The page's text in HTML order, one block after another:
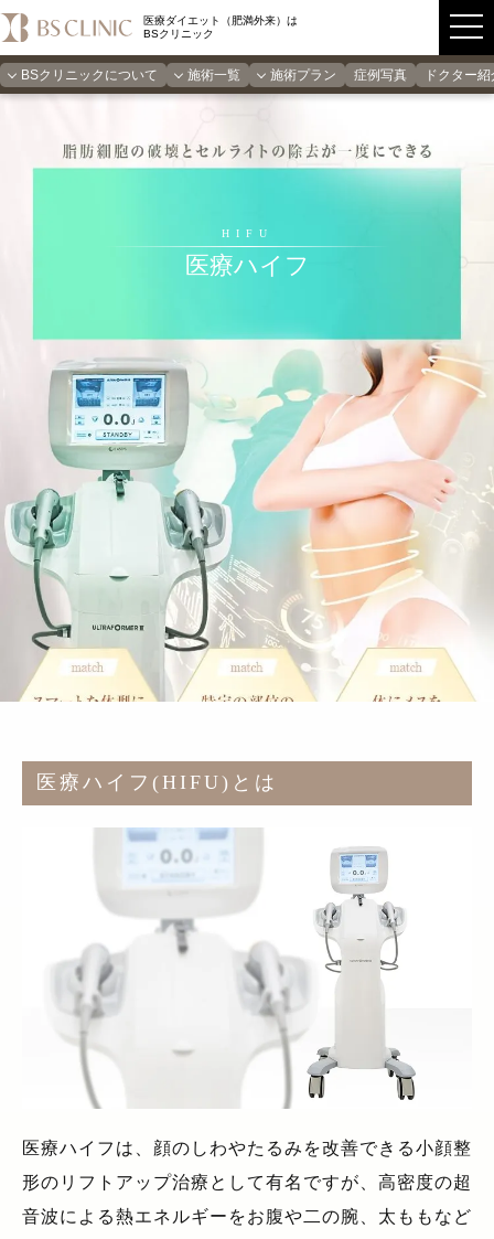
医療ダイエット（肥満外来）は
BSクリニック
BSクリニックについて 施術一覧 施術プラン 症例写真 ドクター紹
HIFU
医療ハイフ
医療ハイフ(HIFU)とは
医療ハイフは、顔のしわやたるみを改善できる小顔整
形のリフトアップ治療として有名ですが、高密度の超
音波による熱エネルギーをお腹や二の腕、太ももなど